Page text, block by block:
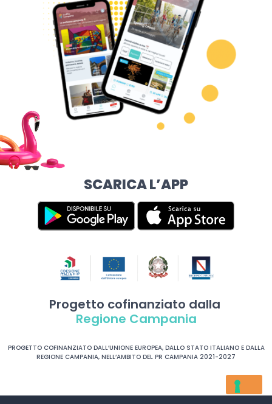
SCARICA L’APP
Progetto cofinanziato dalla
Regione Campania
PROGETTO COFINANZIATO DALL’UNIONE EUROPEA, DALLO STATO ITALIANO E DALLA
REGIONE CAMPANIA, NELL’AMBITO DEL PR CAMPANIA 2021-2027